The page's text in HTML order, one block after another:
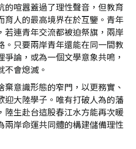
的喧囂蓋過了理性聲音，但教育
育人的最高境界在於互鑒。青年
若連青年交流都被迫祭旗，兩岸
。只要兩岸青年還能在同一間教
論，或為一個文學意象共鳴，
不會熄滅。
棄意識形態的窄門，以更務實、
迎大陸學子。唯有打破人為的藩
陸生赴台這股春江水方能再次暖
兩岸命運共同體的構建儲備理性